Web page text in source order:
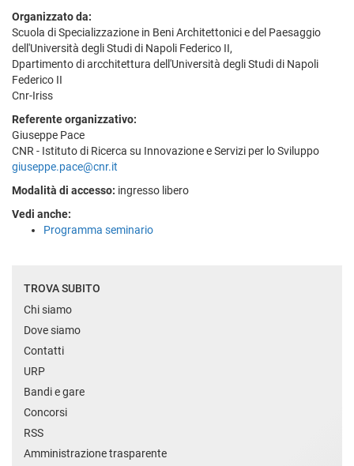
Organizzato da:
Scuola di Specializzazione in Beni Architettonici e del Paesaggio
dell'Università degli Studi di Napoli Federico II,
Dpartimento di arcchitettura dell'Università degli Studi di Napoli
Federico II
Cnr-Iriss
Referente organizzativo:
Giuseppe Pace
CNR - Istituto di Ricerca su Innovazione e Servizi per lo Sviluppo
giuseppe.pace@cnr.it
Modalità di accesso: ingresso libero
Vedi anche:
Programma seminario
TROVA SUBITO
Chi siamo
Dove siamo
Contatti
URP
Bandi e gare
Concorsi
RSS
Amministrazione trasparente